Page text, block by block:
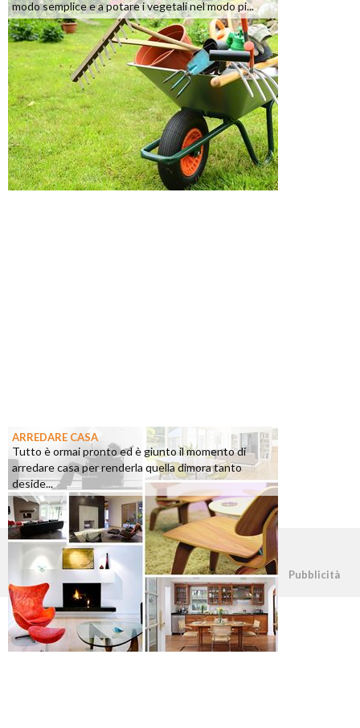
modo semplice e a potare i vegetali nel modo pi...
ARREDARE CASA
Tutto è ormai pronto ed è giunto il momento di
arredare casa per renderla quella dimora tanto
deside...
©2026 - casapratica.org - p.iva 03338800984 Pubblicità